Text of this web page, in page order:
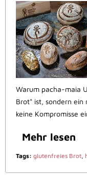
Warum pacha-maia
Brot" ist, sondern ein
keine Kompromisse
Mehr lesen
Tags: glutenfreies Brot,